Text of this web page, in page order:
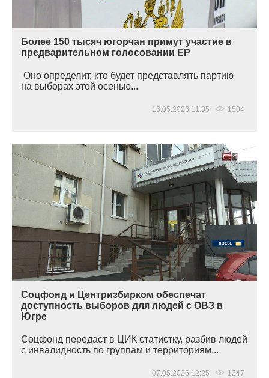
Более 150 тысяч югорчан примут участие в
предварительном голосовании ЕР
Оно определит, кто будет представлять партию
на выборах этой осенью...
16.05.2026 11:35 1504
Соцфонд и Центризбирком обеспечат
доступность выборов для людей с ОВЗ в
Югре
Соцфонд передаст в ЦИК статистку, разбив людей
с инвалидность по группам и территориям...
07.05.2026 12:25 1247